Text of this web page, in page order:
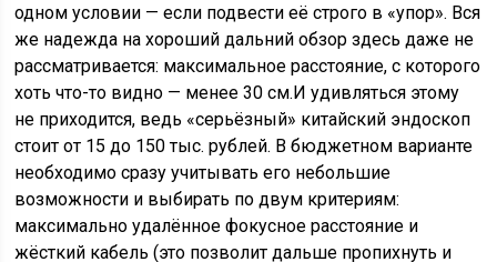
одном условии — если подвести её строго в «упор». Вся
же надежда на хороший дальний обзор здесь даже не
рассматривается: максимальное расстояние, с которого
хоть что-то видно — менее 30 см.И удивляться этому
не приходится, ведь «серьёзный» китайский эндоскоп
стоит от 15 до 150 тыс. рублей. В бюджетном варианте
необходимо сразу учитывать его небольшие
возможности и выбирать по двум критериям:
максимально удалённое фокусное расстояние и
жёсткий кабель (это позволит дальше пропихнуть и